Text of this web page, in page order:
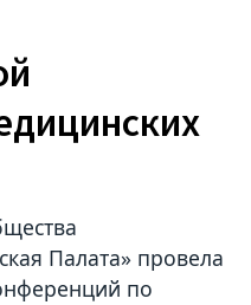
Палата» провела
по